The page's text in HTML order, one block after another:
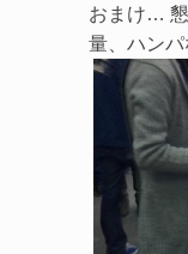
おまけ…
量、ハン